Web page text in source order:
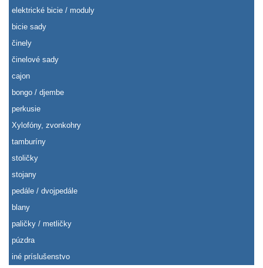
elektrické bicie / moduly
bicie sady
činely
činelové sady
cajon
bongo / djembe
perkusie
Xylofóny, zvonkohry
tamburíny
stoličky
stojany
pedále / dvojpedále
blany
paličky / metličky
púzdra
iné príslušenstvo